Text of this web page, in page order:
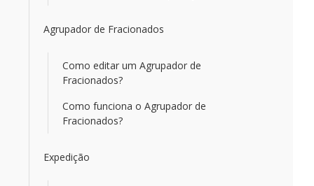
Agrupador de Fracionados
Como editar um Agrupador de
Fracionados?
Como funciona o Agrupador de
Fracionados?
Expedição